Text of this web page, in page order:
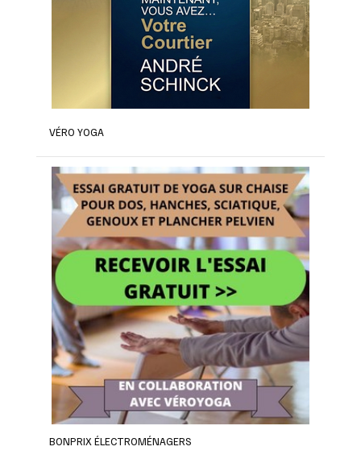
VÉRO YOGA
BONPRIX ÉLECTROMÉNAGERS